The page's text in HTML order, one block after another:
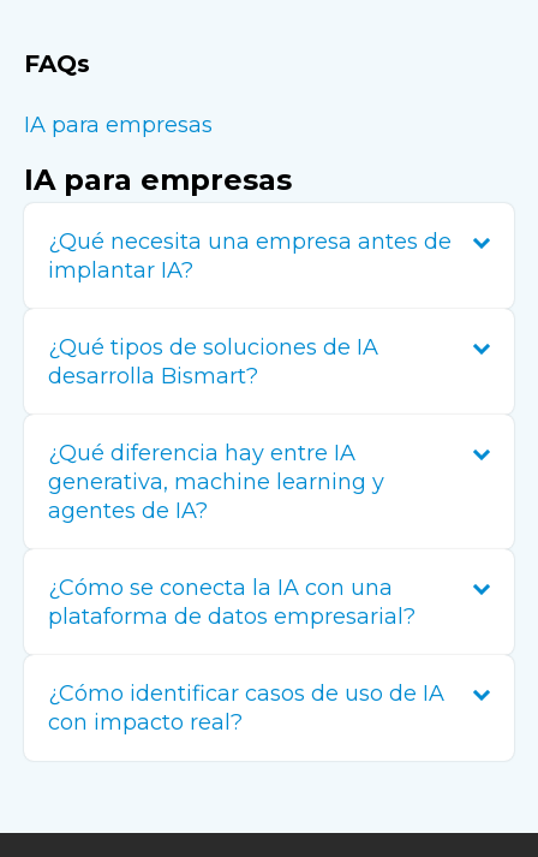
FAQs
IA para empresas
IA para empresas
¿Qué necesita una empresa antes de
implantar IA?
¿Qué tipos de soluciones de IA
desarrolla Bismart?
¿Qué diferencia hay entre IA
generativa, machine learning y
agentes de IA?
¿Cómo se conecta la IA con una
plataforma de datos empresarial?
¿Cómo identificar casos de uso de IA
con impacto real?